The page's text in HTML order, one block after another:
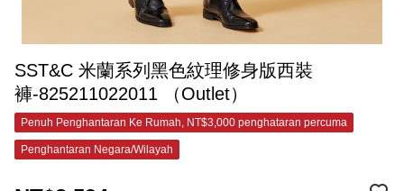
SST&C 米蘭系列黑色紋理修身版西裝
褲-825211022011 （Outlet）
Penuh Penghantaran Ke Rumah, NT$3,000 penghataran percuma
Penghantaran Negara/Wilayah